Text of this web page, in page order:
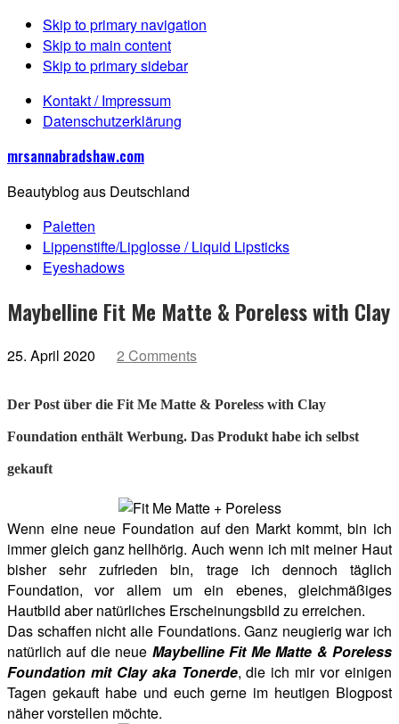
Skip to primary navigation
Skip to main content
Skip to primary sidebar
Kontakt / Impressum
Datenschutzerklärung
mrsannabradshaw.com
Beautyblog aus Deutschland
Paletten
Lippenstifte/Lipglosse / Liquid Lipsticks
Eyeshadows
Maybelline Fit Me Matte & Poreless with Clay
25. April 2020 2 Comments
Der Post über die Fit Me Matte & Poreless with Clay
Foundation enthält Werbung. Das Produkt habe ich selbst
gekauft
Wenn eine neue Foundation auf den Markt kommt, bin ich
immer gleich ganz hellhörig. Auch wenn ich mit meiner Haut
bisher sehr zufrieden bin, trage ich dennoch täglich
Foundation, vor allem um ein ebenes, gleichmäßiges
Hautbild aber natürliches Erscheinungsbild zu erreichen.
Das schaffen nicht alle Foundations. Ganz neugierig war ich
natürlich auf die neue Maybelline Fit Me Matte & Poreless
Foundation mit Clay aka Tonerde, die ich mir vor einigen
Tagen gekauft habe und euch gerne im heutigen Blogpost
näher vorstellen möchte.